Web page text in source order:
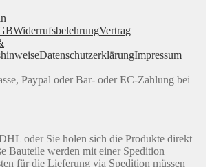
WiderrufsbelehrungVertrag
DatenschutzerklärungImpressum
Paypal oder Bar- oder EC-Zahlung bei
oder Sie holen sich die Produkte direkt
Bauteile werden mit einer Spedition
für die Lieferung via Spedition müssen